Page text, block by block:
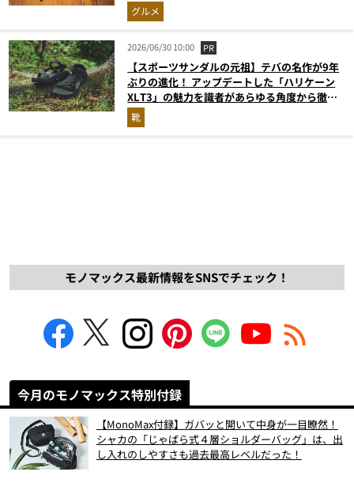
グルメ
2026/06/30 10:00 PR
【スポーツサンダルの元祖】テバの名作が9年
ぶりの進化！ アップデートした「ハリケーン
XLT3」の魅力を識者があらゆる角度から徹底
解説！
靴
モノマックス最新情報をSNSでチェック！
今月のモノマックス特別付録
【MonoMax付録】ガバッと開いて中身が一目瞭然！
シャカの「じゃばら式４層ショルダーバッグ」は、出
し入れのしやすさも過去最高レベルだった！